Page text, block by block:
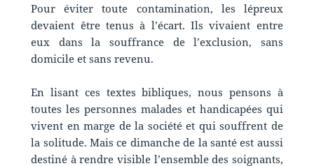
Pour éviter toute contamination, les lépreux
devaient être tenus à l’écart. Ils vivaient entre
eux dans la souffrance de l’exclusion, sans
domicile et sans revenu.
En lisant ces textes bibliques, nous pensons à
toutes les personnes malades et handicapées qui
vivent en marge de la société et qui souffrent de
la solitude. Mais ce dimanche de la santé est aussi
destiné à rendre visible l’ensemble des soignants,